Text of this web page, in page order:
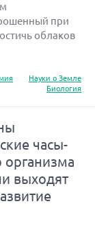
при
облаков
Науки о Земле
Биология
часы-
выходят